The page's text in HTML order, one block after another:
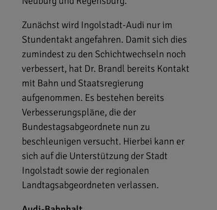
Zunächst wird Ingolstadt-Audi nur im
Stundentakt angefahren. Damit sich dies
zumindest zu den Schichtwechseln noch
verbessert, hat Dr. Brandl bereits Kontakt
mit Bahn und Staatsregierung
aufgenommen. Es bestehen bereits
Verbesserungspläne, die der
Bundestagsabgeordnete nun zu
beschleunigen versucht. Hierbei kann er
sich auf die Unterstützung der Stadt
Ingolstadt sowie der regionalen
Landtagsabgeordneten verlassen.